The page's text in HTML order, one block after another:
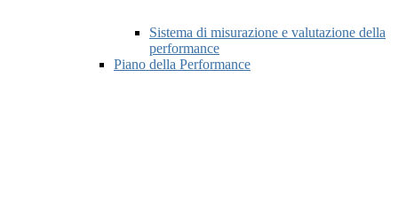
Sistema di misurazione e valutazione della
performance
Piano della Performance